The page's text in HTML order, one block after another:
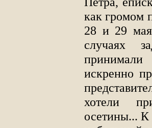
как громом
28 и 29 мая
случаях
искренно
хотели
осетины... К